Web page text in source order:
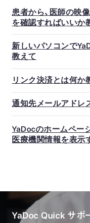
患者から、医師の映
を確認すればいいか
新しいパソコンで
教えて
リンク決済とは何か
通知先メールアドレ
YaDocのホームペー
医療機関情報を表示
YaDoc Quick サポ